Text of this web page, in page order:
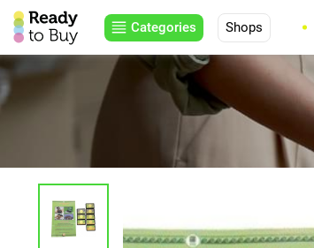
Categories Shops